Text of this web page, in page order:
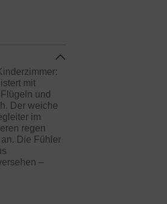
mit
und
Der weiche
im
regen
Die Fühler
–